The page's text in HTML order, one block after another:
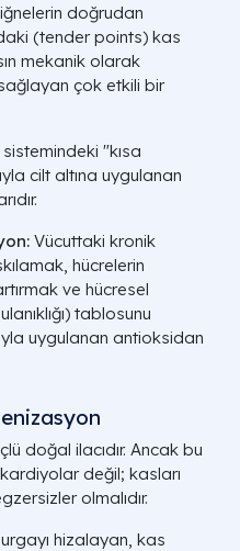
doğrudan
(tender points) kas
mekanik olarak
çok etkili bir
"kısa
cilt altına uygulanan
Vücuttaki kronik
hücrelerin
ve hücresel
tablosunu
uygulanan antioksidan
doğal ilacıdır. Ancak bu
değil; kasları
olmalıdır.
hizalayan, kas